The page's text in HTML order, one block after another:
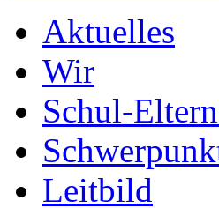
Aktuelles
Wir
Schul-
Leitbild